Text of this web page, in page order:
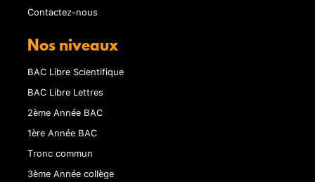
Contactez-nous
Nos niveaux
BAC Libre Scientifique
BAC Libre Lettres
2ème Année BAC
1ère Année BAC
Tronc commun
3ème Année collège